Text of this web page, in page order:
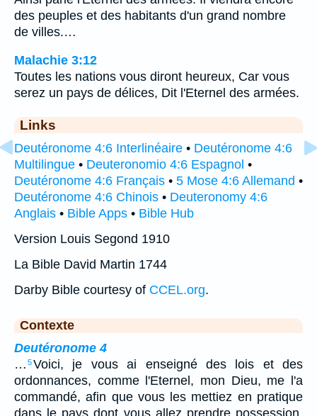
des peuples et des habitants d'un grand nombre
de villes.…
Malachie 3:12
Toutes les nations vous diront heureux, Car vous
serez un pays de délices, Dit l'Eternel des armées.
Links
Deutéronome 4:6 Interlinéaire • Deutéronome 4:6
Multilingue • Deuteronomio 4:6 Espagnol •
Deutéronome 4:6 Français • 5 Mose 4:6 Allemand •
Deutéronome 4:6 Chinois • Deuteronomy 4:6
Anglais • Bible Apps • Bible Hub
Version Louis Segond 1910
La Bible David Martin 1744
Darby Bible courtesy of CCEL.org.
Contexte
Deutéronome 4
… 5Voici, je vous ai enseigné des lois et des
ordonnances, comme l'Eternel, mon Dieu, me l'a
commandé, afin que vous les mettiez en pratique